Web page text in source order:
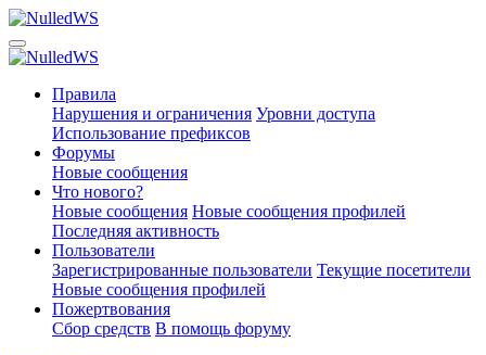
Правила
Нарушения и ограничения Уровни доступа
Использование префиксов
Форумы
Новые сообщения
Что нового?
Новые сообщения Новые сообщения профилей
Последняя активность
Пользователи
Зарегистрированные пользователи Текущие посетители
Новые сообщения профилей
Пожертвования
Сбор средств В помощь форуму